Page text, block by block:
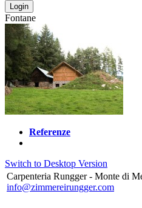
Fontane
Referenze
Switch to Desktop Version
Carpenteria Rungger - Monte di
info@zimmereirungger.com